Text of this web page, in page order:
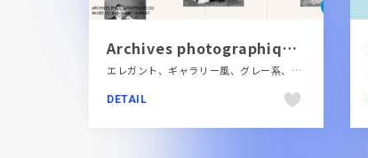
Archives photographiques du Musée du Bas-Saint-Laurent - Cyberphotos
エレガント、ギャラリー風、グレー系、スクロールエフェクト、スタイリッシュ、デザイン・アート・音楽・文芸、ピンク系、ベージュ・ゴールド系、ホワイト系、ポートフォリオ、モーション多め、大きめ写真、海外サイト
DETAIL